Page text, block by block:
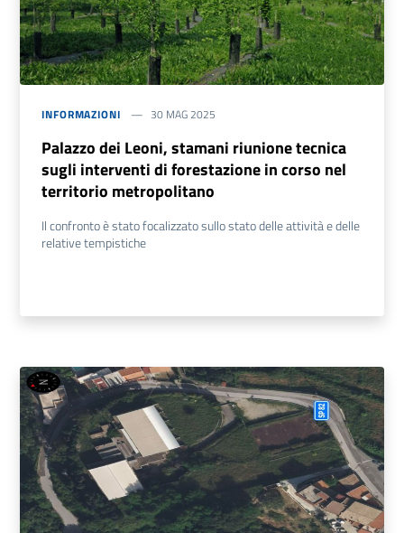
INFORMAZIONI 30 MAG 2025
Palazzo dei Leoni, stamani riunione tecnica
sugli interventi di forestazione in corso nel
territorio metropolitano
Il confronto è stato focalizzato sullo stato delle attività e delle
relative tempistiche